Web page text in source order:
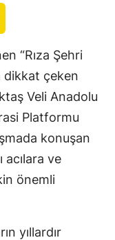
“Rıza Şehri
dikkat çeken
Veli Anadolu
Platformu
konuşan
acılara ve
önemli
yıllardır